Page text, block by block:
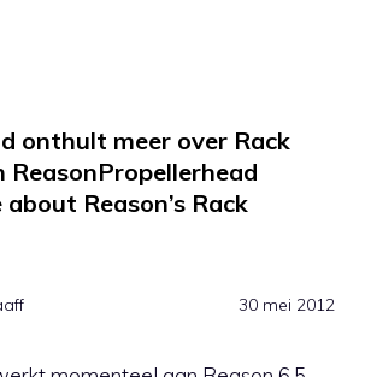
onthult meer over Rack
ReasonPropellerhead
Reason’s Rack
30 mei 2012